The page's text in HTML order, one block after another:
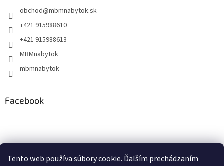
Tento web používa súbory cookie. Ďalším prechádzaním
obchod@mbmnabytok.sk
+421 915988610
+421 915988613
MBMnabytok
mbmnabytok
Facebook
Nákupný košík